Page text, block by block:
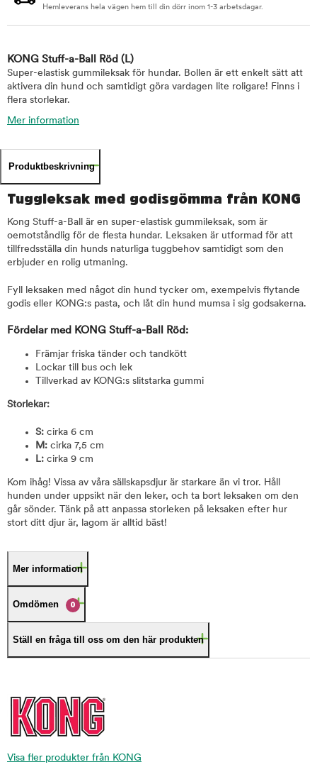
Hemleverans hela vägen hem till din dörr inom 1-3 arbetsdagar.
KONG Stuff-a-Ball Röd (L)
Super-elastisk gummileksak för hundar. Bollen är ett enkelt sätt att
aktivera din hund och samtidigt göra vardagen lite roligare! Finns i
flera storlekar.
Mer information
Produktbeskrivning
Tuggleksak med godisgömma från KONG
Kong Stuff-a-Ball är en super-elastisk gummileksak, som är
oemotståndlig för de flesta hundar. Leksaken är utformad för att
tillfredsställa din hunds naturliga tuggbehov samtidigt som den
erbjuder en rolig utmaning.
Fyll leksaken med något din hund tycker om, exempelvis flytande
godis eller KONG:s pasta, och låt din hund mumsa i sig godsakerna.
Fördelar med KONG Stuff-a-Ball Röd:
Främjar friska tänder och tandkött
Lockar till bus och lek
Tillverkad av KONG:s slitstarka gummi
Storlekar:
S: cirka 6 cm
M: cirka 7,5 cm
L: cirka 9 cm
Kom ihåg! Vissa av våra sällskapsdjur är starkare än vi tror. Håll
hunden under uppsikt när den leker, och ta bort leksaken om den
går sönder. Tänk på att anpassa storleken på leksaken efter hur
stort ditt djur är, lagom är alltid bäst!
Mer information
Omdömen 0
Ställ en fråga till oss om den här produkten
Visa fler produkter från KONG